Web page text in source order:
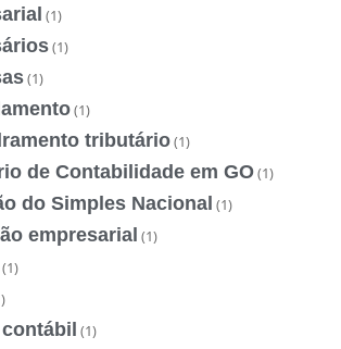
(1)
(1)
(1)
(1)
tributário(1)
de Contabilidade em GO(1)
do Simples Nacional (1)
empresarial (1)
(1)
(1)